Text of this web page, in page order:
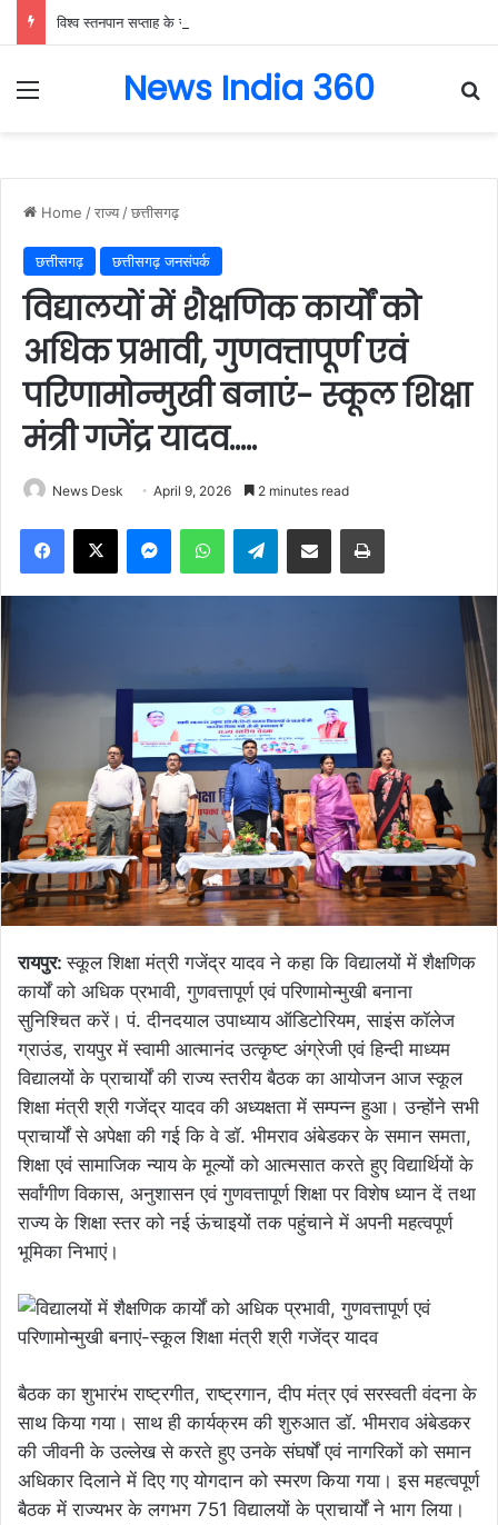
Menu News India 360
Home /राज्य /छत्तीसगढ़
छत्तीसगढ़ छत्तीसगढ़ जनसंपर्क
विद्यालयों में शैक्षणिक कार्यों को
अधिक प्रभावी, गुणवत्तापूर्ण एवं
परिणामोन्मुखी बनाएं- स्कूल शिक्षा
मंत्री गजेंद्र यादव…..
News Desk April 9, 2026 2 minutes read
Facebook
X MessengerWhatsAppTelegramShare via Email Print
रायपुर:स्कूल शिक्षा मंत्री गजेंद्र यादव ने कहा कि विद्यालयों में शैक्षणिक
कार्यों को अधिक प्रभावी, गुणवत्तापूर्ण एवं परिणामोन्मुखी बनाना
सुनिश्चित करें। पं. दीनदयाल उपाध्याय ऑडिटोरियम, साइंस कॉलेज
ग्राउंड, रायपुर में स्वामी आत्मानंद उत्कृष्ट अंग्रेजी एवं हिन्दी माध्यम
विद्यालयों के प्राचार्यों की राज्य स्तरीय बैठक का आयोजन आज स्कूल
शिक्षा मंत्री श्री गजेंद्र यादव की अध्यक्षता में सम्पन्न हुआ। उन्होंने सभी
प्राचार्यों से अपेक्षा की गई कि वे डॉ. भीमराव अंबेडकर के समान समता,
शिक्षा एवं सामाजिक न्याय के मूल्यों को आत्मसात करते हुए विद्यार्थियों के
सर्वांगीण विकास, अनुशासन एवं गुणवत्तापूर्ण शिक्षा पर विशेष ध्यान दें तथा
राज्य के शिक्षा स्तर को नई ऊंचाइयों तक पहुंचाने में अपनी महत्वपूर्ण
भूमिका निभाएं।
बैठक का शुभारंभ राष्ट्रगीत, राष्ट्रगान, दीप मंत्र एवं सरस्वती वंदना के
साथ किया गया। साथ ही कार्यक्रम की शुरुआत डॉ. भीमराव अंबेडकर
की जीवनी के उल्लेख से करते हुए उनके संघर्षों एवं नागरिकों को समान
अधिकार दिलाने में दिए गए योगदान को स्मरण किया गया। इस महत्वपूर्ण
बैठक में राज्यभर के लगभग 751 विद्यालयों के प्राचार्यों ने भाग लिया।